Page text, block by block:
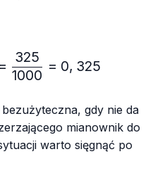
\frac{13}{40}=\frac{13
=
1000
325
= 0, 325
gdy nie da
mianownik do
warto sięgnąć po